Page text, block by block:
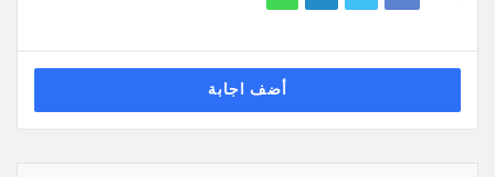
أضف اجابة